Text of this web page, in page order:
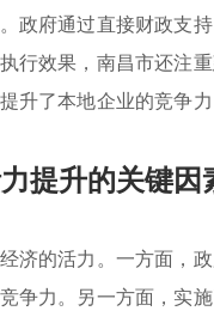
政府通过直接财政支
行效果，南昌市还注
升了本地企业的竞争
提升的关键
济的活力。一方面，
争力。另一方面，实